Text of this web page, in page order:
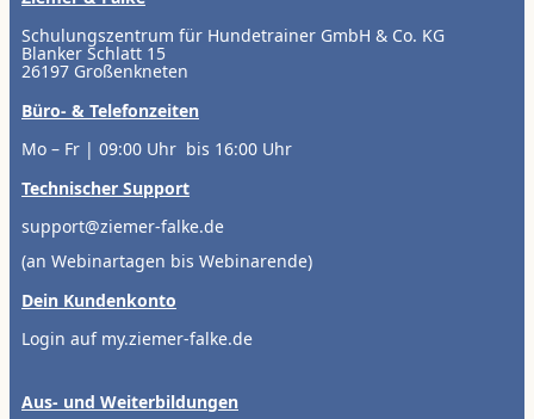
Schulungszentrum für Hundetrainer GmbH & Co. KG
Blanker Schlatt 15
26197 Großenkneten
Büro- & Telefonzeiten
Mo – Fr | 09:00 Uhr bis 16:00 Uhr
Technischer Support
support@ziemer-falke.de
(an Webinartagen bis Webinarende)
Dein Kundenkonto
Login auf my.ziemer-falke.de
Aus- und Weiterbildungen